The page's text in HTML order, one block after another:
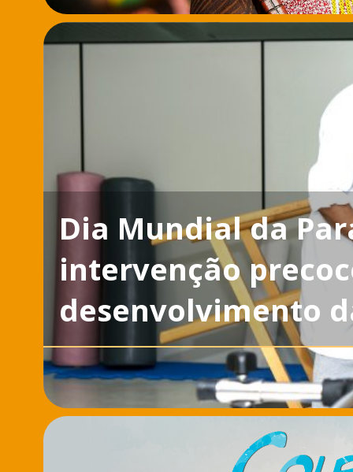
Dia Mundial da
intervenção
desenvolvimento